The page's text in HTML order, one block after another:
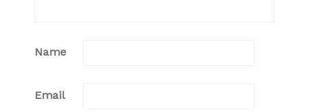
Name
Email